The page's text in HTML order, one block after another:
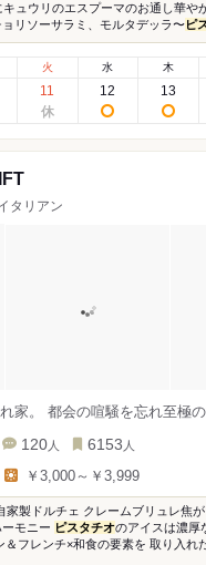
キュウリのエスプーマのお通し華や
リソーサラミ、モルタデッラ〜ピ
火
11
水
12
木
13
タリアン
家。 都会の喧騒を忘れ至極の
120 人 6153 人
￥3,000～￥3,999
家製ドルチェ クレームブリュレ焦
モニー ピスタチオのアイスは濃厚
＆フレンチ×和食の要素を 取り入れ